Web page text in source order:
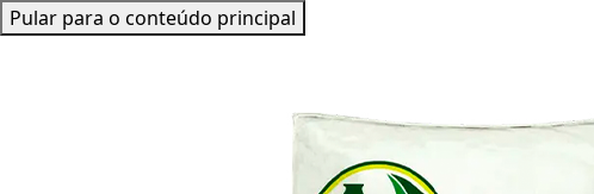
Pular para o conteúdo principal